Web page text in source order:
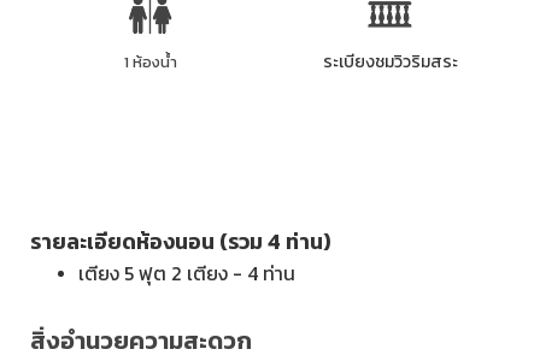
1 ห้องน้ำ ระเบียงชมวิวริมสระ
รายละเอียดห้องนอน (รวม 4 ท่าน)
เตียง 5 ฟุต 2 เตียง - 4 ท่าน
สิ่งอำนวยความสะดวก